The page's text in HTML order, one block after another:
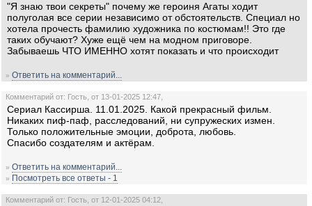
"Я знаю твои секреты" почему же героиня Агаты ходит
полуголая все серии независимо от обстоятельств. Специал но
хотела прочесть фамилию художника по костюмам!! Это где
таких обучают? Хуже ещё чем на модном приговоре.
Забываешь ЧТО ИМЕННО хотят показать и что происходит
» Ответить на комментарий...
Комментарий от: Гость, от 13-01-2025 12:47,
Сериал Кассирша. 11.01.2025. Какой прекрасный фильм.
Никаких пиф-паф, расследований, ни супружеских измен.
Только положительные эмоции, доброта, любовь.
Спасибо создателям и актёрам.
» Ответить на комментарий...
» Посмотреть все ответы - 1
Комментарий от: Гость, от 12-01-2025 04:12,